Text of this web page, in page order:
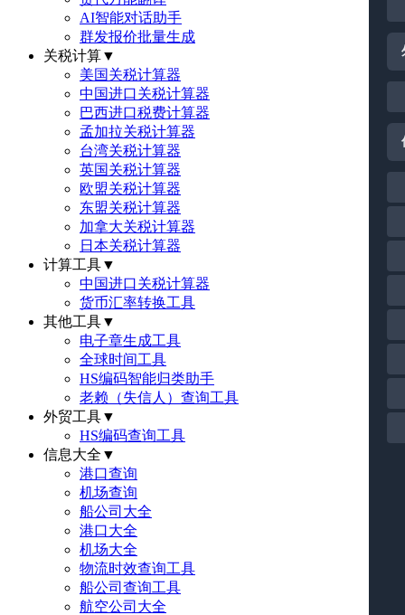
AI智能对话助手
群发报价批量生成
关税计算▼
美国关税计算器
中国进口关税计算器
巴西进口税费计算器
孟加拉关税计算器
台湾关税计算器
英国关税计算器
欧盟关税计算器
东盟关税计算器
加拿大关税计算器
日本关税计算器
计算工具▼
中国进口关税计算器
货币汇率转换工具
其他工具▼
电子章生成工具
全球时间工具
HS编码智能归类助手
老赖（失信人）查询工具
外贸工具▼
HS编码查询工具
信息大全 ▼
港口查询
机场查询
船公司大全
港口大全
机场大全
物流时效查询工具
船公司查询工具
航空公司大全